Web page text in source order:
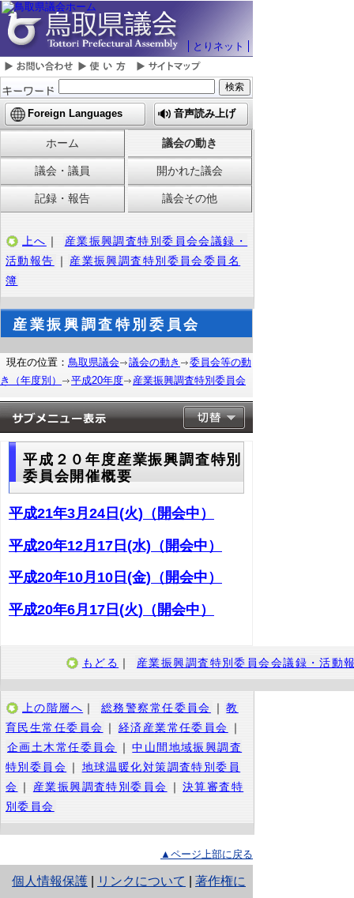
とりネット
Foreign Languages 音声読み上げ
ホーム 議会の動き
議会・議員 開かれた議会
記録・報告 議会その他
上へ ｜
産業振興調査特別委員会会議録・
活動報告
｜
産業振興調査特別委員会委員名
簿
産業振興調査特別委員会
現在の位置： 鳥取県議会 議会の動き
委員会等の動
き（年度別）
平成20年度 産業振興調査特別委員会
平成２０年度産業振興調査特別
委員会開催概要
平成21年3月24日(火)（開会中）
平成20年12月17日(水)（開会中）
平成20年10月10日(金)（開会中）
平成20年6月17日(火)（開会中）
もどる ｜ 産業振興調査特別委員会会議録・活動
上の階層へ ｜ 総務警察常任委員会 ｜ 教
育民生常任委員会 ｜ 経済産業常任委員会
｜
企画土木常任委員会
｜ 中山間地域振興調査
特別委員会 ｜
地球温暖化対策調査特別委員
会 ｜ 産業振興調査特別委員会 ｜ 決算審査特
別委員会
▲ページ上部に戻る
個人情報保護
と
リンクについて
著作権に